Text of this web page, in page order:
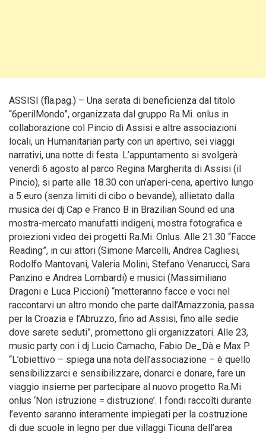
ASSISI (fla.pag.) – Una serata di beneficienza dal titolo
“6perilMondo”, organizzata dal gruppo Ra.Mi. onlus in
collaborazione col Pincio di Assisi e altre associazioni
locali, un Humanitarian party con un apertivo, sei viaggi
narrativi, una notte di festa. L’appuntamento si svolgerà
venerdì 6 agosto al parco Regina Margherita di Assisi (il
Pincio), si parte alle 18.30 con un’aperi-cena, apertivo lungo
a 5 euro (senza limiti di cibo o bevande), allietato dalla
musica dei dj Cap e Franco B in Brazilian Sound ed una
mostra-mercato manufatti indigeni, mostra fotografica e
proiezioni video dei progetti Ra.Mi. Onlus. Alle 21.30 “Facce
Reading”, in cui attori (Simone Marcelli, Andrea Cagliesi,
Rodolfo Mantovani, Valeria Molini, Stefano Venarucci, Sara
Panzino e Andrea Lombardi) e musici (Massimiliano
Dragoni e Luca Piccioni) “metteranno facce e voci nel
raccontarvi un altro mondo che parte dall’Amazzonia, passa
per la Croazia e l’Abruzzo, fino ad Assisi, fino alle sedie
dove sarete seduti”, promettono gli organizzatori. Alle 23,
music party con i dj Lucio Camacho, Fabio De_Dà e Max P.
“L’obiettivo – spiega una nota dell’associazione – è quello
sensibilizzarci e sensibilizzare, donarci e donare, fare un
viaggio insieme per partecipare al nuovo progetto Ra.Mi.
onlus ‘Non istruzione = distruzione’. I fondi raccolti durante
l’evento saranno interamente impiegati per la costruzione
di due scuole in legno per due villaggi Ticuna dell’area